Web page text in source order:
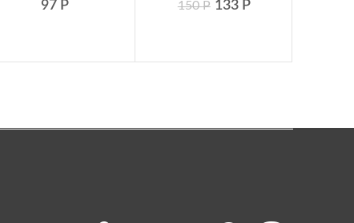
97 Р 150Р 133 Р